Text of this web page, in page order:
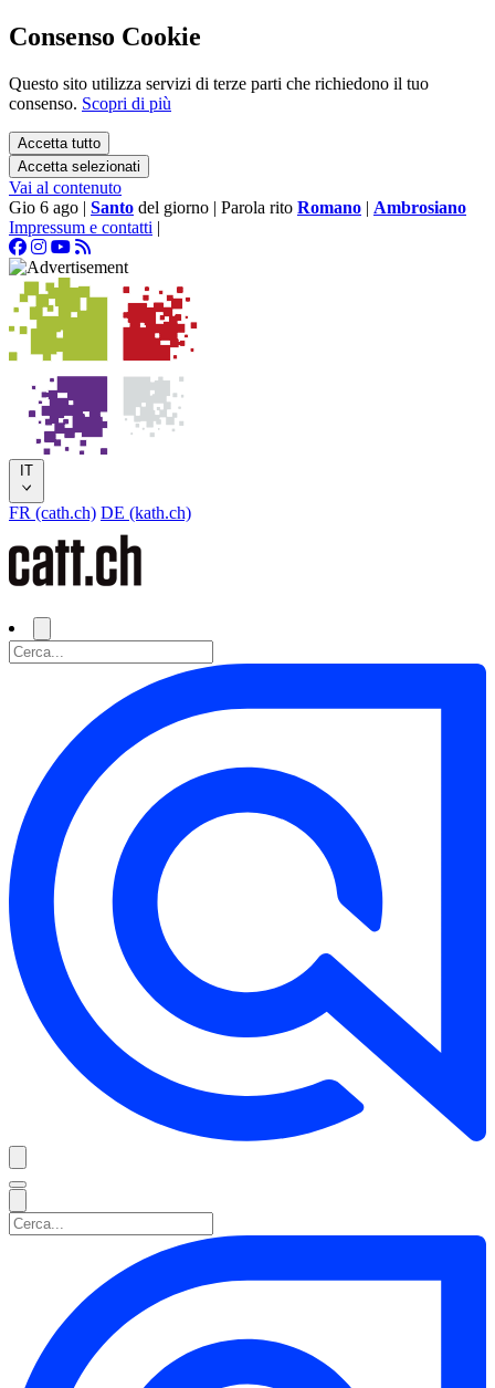
Consenso Cookie
Questo sito utilizza servizi di terze parti che richiedono il tuo
consenso. Scopri di più
Accetta tutto
Accetta selezionati
Vai al contenuto
Gio 6 ago | Santo del giorno | Parola rito Romano | Ambrosiano
Impressum e contatti |
IT
FR (cath.ch) DE (kath.ch)